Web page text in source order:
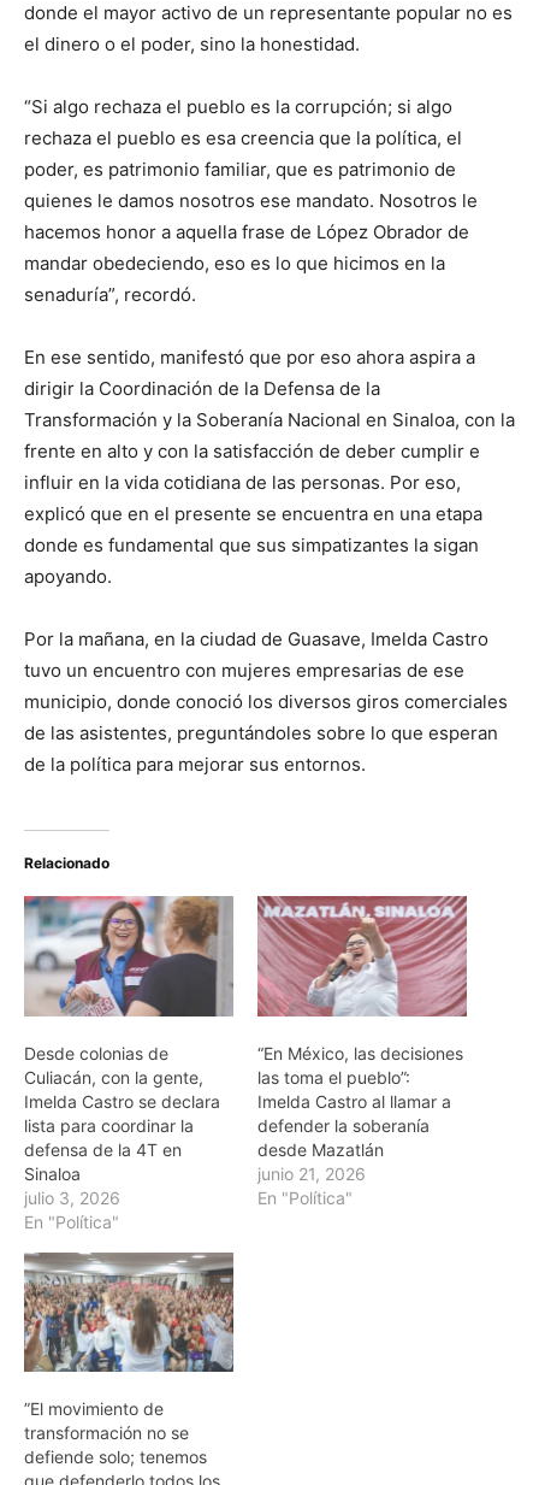
donde el mayor activo de un representante popular no es
el dinero o el poder, sino la honestidad.
“Si algo rechaza el pueblo es la corrupción; si algo
rechaza el pueblo es esa creencia que la política, el
poder, es patrimonio familiar, que es patrimonio de
quienes le damos nosotros ese mandato. Nosotros le
hacemos honor a aquella frase de López Obrador de
mandar obedeciendo, eso es lo que hicimos en la
senaduría”, recordó.
En ese sentido, manifestó que por eso ahora aspira a
dirigir la Coordinación de la Defensa de la
Transformación y la Soberanía Nacional en Sinaloa, con la
frente en alto y con la satisfacción de deber cumplir e
influir en la vida cotidiana de las personas. Por eso,
explicó que en el presente se encuentra en una etapa
donde es fundamental que sus simpatizantes la sigan
apoyando.
Por la mañana, en la ciudad de Guasave, Imelda Castro
tuvo un encuentro con mujeres empresarias de ese
municipio, donde conoció los diversos giros comerciales
de las asistentes, preguntándoles sobre lo que esperan
de la política para mejorar sus entornos.
Relacionado
Desde colonias de
Culiacán, con la gente,
Imelda Castro se declara
lista para coordinar la
defensa de la 4T en
Sinaloa
julio 3, 2026
En "Política"
“En México, las decisiones
las toma el pueblo”:
Imelda Castro al llamar a
defender la soberanía
desde Mazatlán
junio 21, 2026
En "Política"
”El movimiento de
transformación no se
defiende solo; tenemos